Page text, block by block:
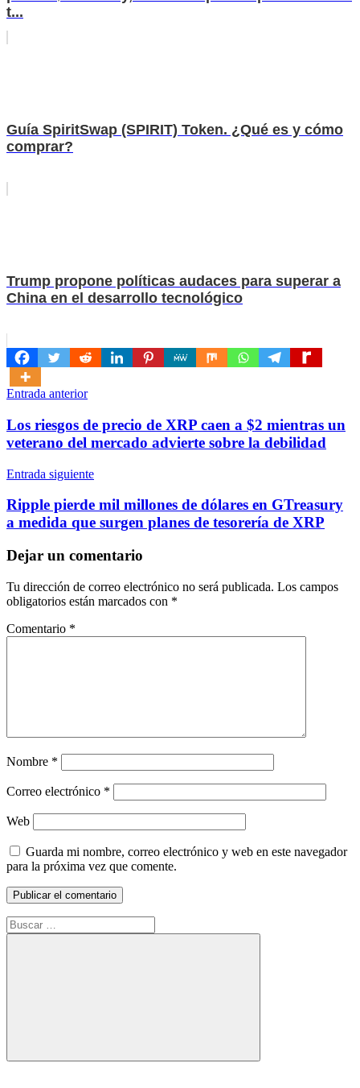
t...
Guía SpiritSwap (SPIRIT) Token. ¿Qué es y cómo
comprar?
Trump propone políticas audaces para superar a
China en el desarrollo tecnológico
Navegación
de
entradas
Entrada anterior
Los riesgos de precio de XRP caen a $2 mientras un
veterano del mercado advierte sobre la debilidad
Entrada siguiente
Ripple pierde mil millones de dólares en GTreasury
a medida que surgen planes de tesorería de XRP
Dejar un comentario
Tu dirección de correo electrónico no será publicada. Los campos
obligatorios están marcados con *
Comentario *
Nombre *
Correo electrónico *
Web
Guarda mi nombre, correo electrónico y web en este navegador
para la próxima vez que comente.
Buscar:
Buscar